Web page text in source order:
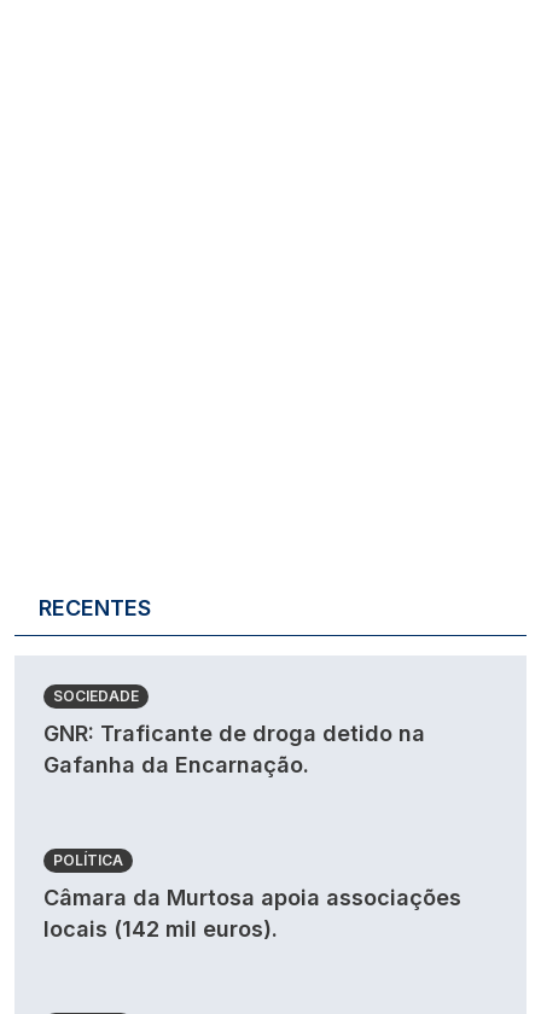
RECENTES
SOCIEDADE
GNR: Traficante de droga detido na
Gafanha da Encarnação.
POLÍTICA
Câmara da Murtosa apoia associações
locais (142 mil euros).